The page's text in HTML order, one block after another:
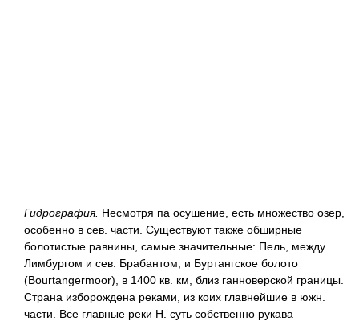
Гидрография. Несмотря па осушение, есть множество озер,
особенно в сев. части. Существуют также обширные
болотистые равнины, самые значительные: Пель, между
Лимбургом и сев. Брабантом, и Буртангское болото
(Bourtangermoor), в 1400 кв. км, близ ганноверской границы.
Страна изборождена реками, из коих главнейшие в южн.
части. Все главные реки Н. суть собственно рукава